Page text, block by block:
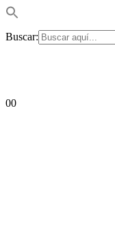
Buscar:
00